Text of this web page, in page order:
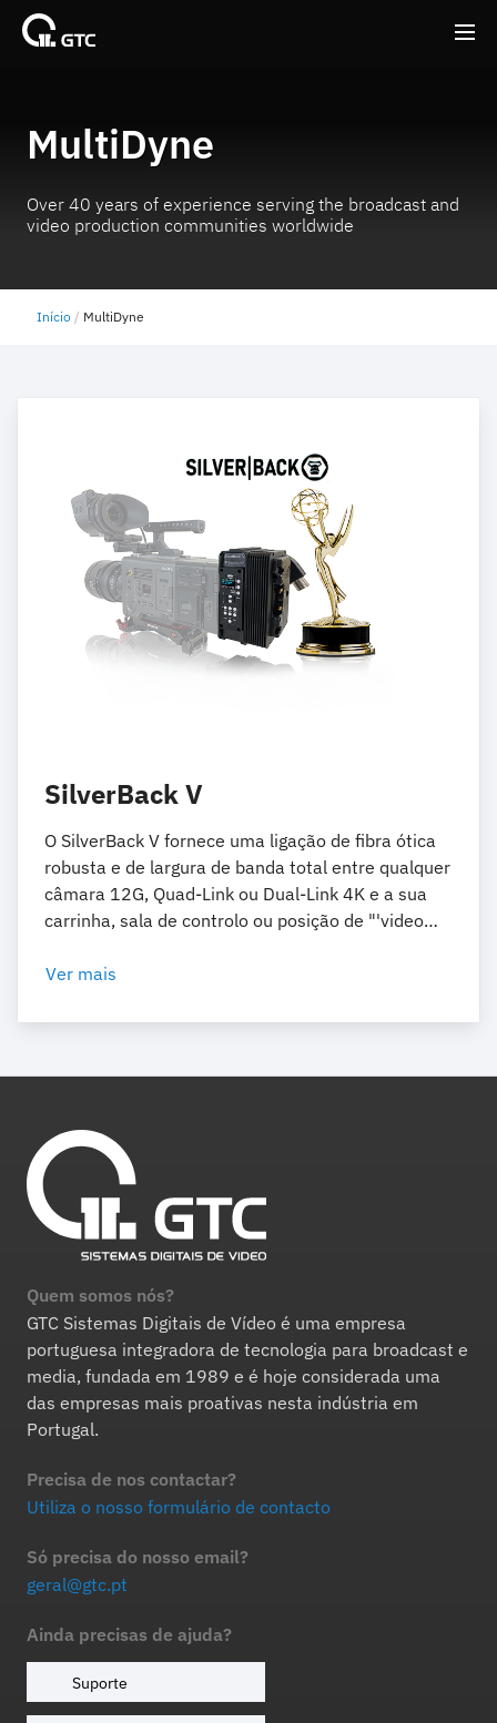
MultiDyne
Over 40 years of experience serving the broadcast and
video production communities worldwide
Início MultiDyne
SilverBack V
O SilverBack V fornece uma ligação de fibra ótica
robusta e de largura de banda total entre qualquer
câmara 12G, Quad-Link ou Dual-Link 4K e a sua
carrinha, sala de controlo ou posição de "'video
Ver mais
Quem somos nós?
GTC Sistemas Digitais de Vídeo é uma empresa
portuguesa integradora de tecnologia para broadcast e
media, fundada em 1989 e é hoje considerada uma
das empresas mais proativas nesta indústria em
Portugal.
Precisa de nos contactar?
Utiliza o nosso formulário de contacto
Só precisa do nosso email?
geral@gtc.pt
Ainda precisas de ajuda?
Suporte